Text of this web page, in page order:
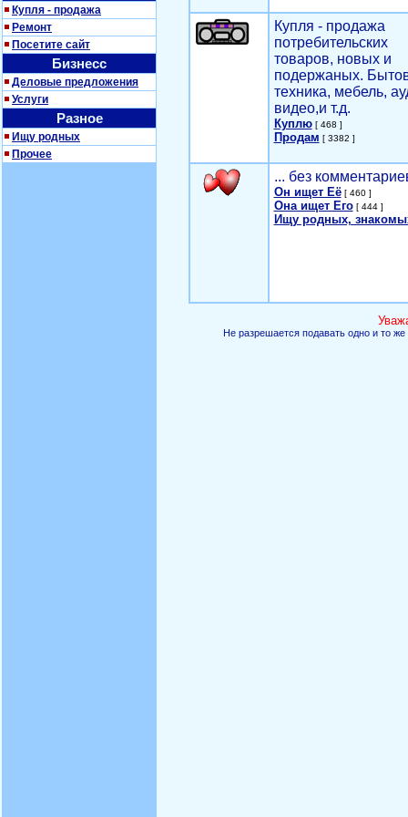
Купля - продажа
Ремонт
Посетите сайт
Бизнесс
Деловые предложения
Услуги
Разное
Ищу родных
Прочее
Купля - продажа
потребительских
товаров, новых и
подержаных.
техника, мебель,
видео,и т.д.
Куплю[ 468 ]
Продам [ 3382 ]
... без
Он ищет Её[ 460 ]
Она ищет Его[ 444 ]
Ищу родных,
Не разрешается подавать одно и то